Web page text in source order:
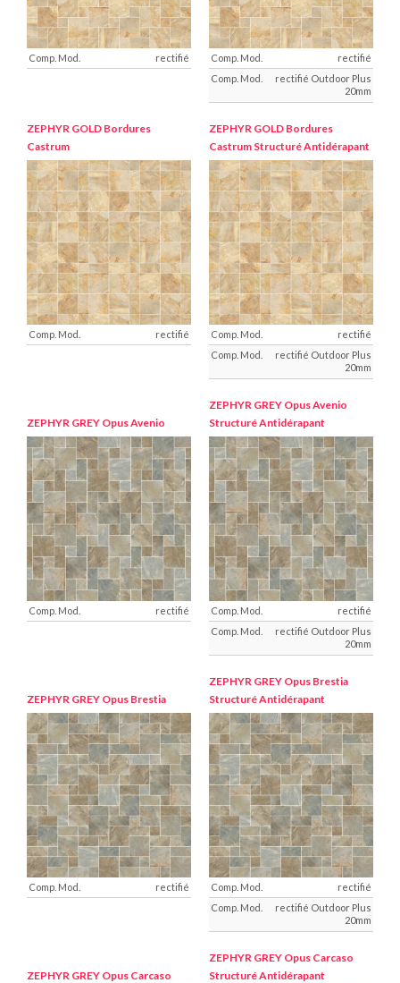
rectifié
rectifié
rectifié Outdoor Plus
20mm
ZEPHYR GOLD Bordures
Castrum
rectifié
ZEPHYR GOLD Bordures
Castrum Structuré Antidérapant
rectifié
rectifié Outdoor Plus
20mm
ZEPHYR GREY Opus Avenio
rectifié
ZEPHYR GREY Opus Avenio
Structuré Antidérapant
rectifié
rectifié Outdoor Plus
20mm
ZEPHYR GREY Opus Brestia
rectifié
ZEPHYR GREY Opus Brestia
Structuré Antidérapant
rectifié
rectifié Outdoor Plus
20mm
ZEPHYR GREY Opus Carcaso
ZEPHYR GREY Opus Carcaso
Structuré Antidérapant